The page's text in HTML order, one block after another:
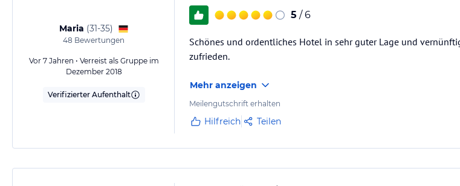
Maria (31-35)
48 Bewertungen
Vor 7 Jahren • Verreist als Gruppe im
Dezember 2018
Verifizierter Aufenthalt
5 / 6
Schönes und ordentliches Hotel in sehr guter Lage und
zufrieden.
Mehr anzeigen
Meilengutschrift erhalten
Hilfreich Teilen